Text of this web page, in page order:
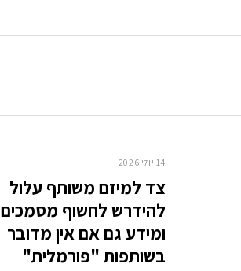
14 יולי 2026
צד למיזם משותף עלול
להידרש לחשוף מסמכים
ומידע גם אם אין מדובר
בשותפות "פורמלית"